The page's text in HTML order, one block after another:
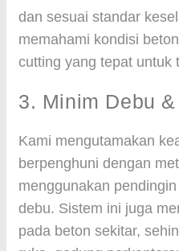
dan sesuai standar
memahami kondisi
cutting yang tepat untuk
3. Minim Debu
Kami mengutamakan
berpenghuni dengan
menggunakan
debu. Sistem ini juga
pada beton sekitar,